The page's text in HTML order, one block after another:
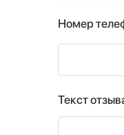
Номер
Текст